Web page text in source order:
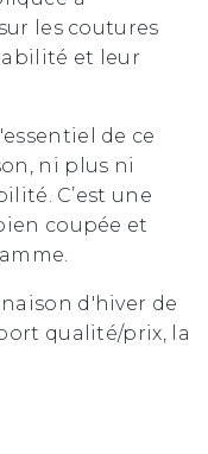
les coutures
et leur
de ce
ni plus ni
C’est une
coupée et
d'hiver de
qualité/prix, la